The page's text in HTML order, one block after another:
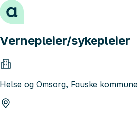
Hopp til innhold
Vernepleier/sykepleier
Helse og Omsorg, Fauske kommune